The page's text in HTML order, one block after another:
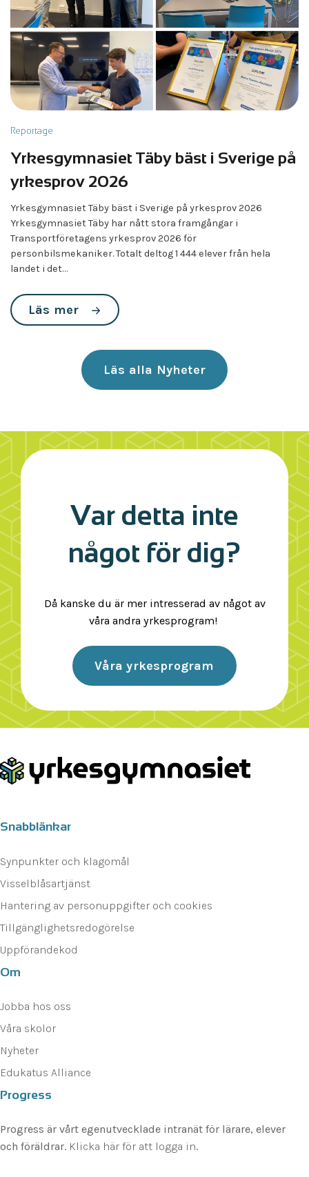
Reportage
Yrkes­gymnasiet Täby bäst i Sverige på
yrkesprov 2026
Yrkes­gymnasiet Täby bäst i Sverige på yrkesprov 2026
Yrkesgymnasiet Täby har nått stora framgångar i
Transportföretagens yrkesprov 2026 för
personbilsmekaniker. Totalt deltog 1 444 elever från hela
landet i det…
Läs mer
Läs alla Nyheter
Var detta inte
något för dig?
Då kanske du är mer intresserad av något av
våra andra yrkesprogram!
Våra yrkesprogram
Snabblänkar
Synpunkter och klagomål
Visselblåsartjänst
Hantering av personuppgifter och cookies
Tillgänglighetsredogörelse
Uppförandekod
Om
Jobba hos oss
Våra skolor
Nyheter
Edukatus Alliance
Progress
Progress är vårt egenutvecklade intranät för lärare, elever
och föräldrar. Klicka här för att logga in.